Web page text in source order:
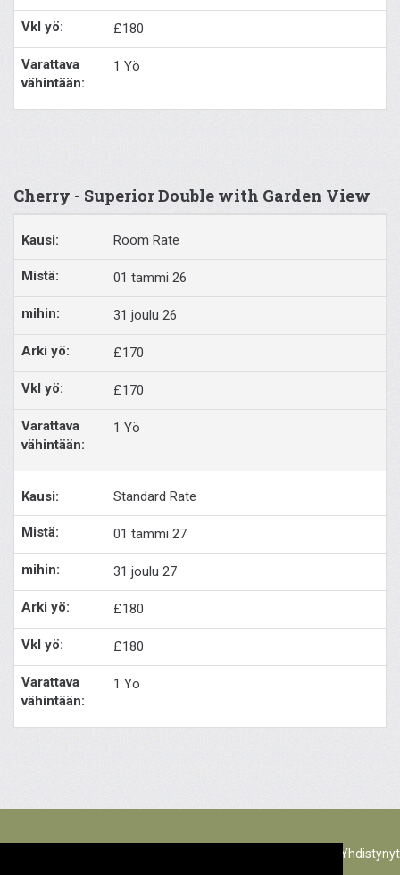
£180
1 Yö
Cherry - Superior Double with Garden View
Room Rate
01 tammi 26
31 joulu 26
£170
£170
1 Yö
Standard Rate
01 tammi 27
31 joulu 27
£180
£180
1 Yö
The Rectory Lacock, Cantax Hill, Lacock, Wiltshire, SN15 2JZ. Yhdistynyt